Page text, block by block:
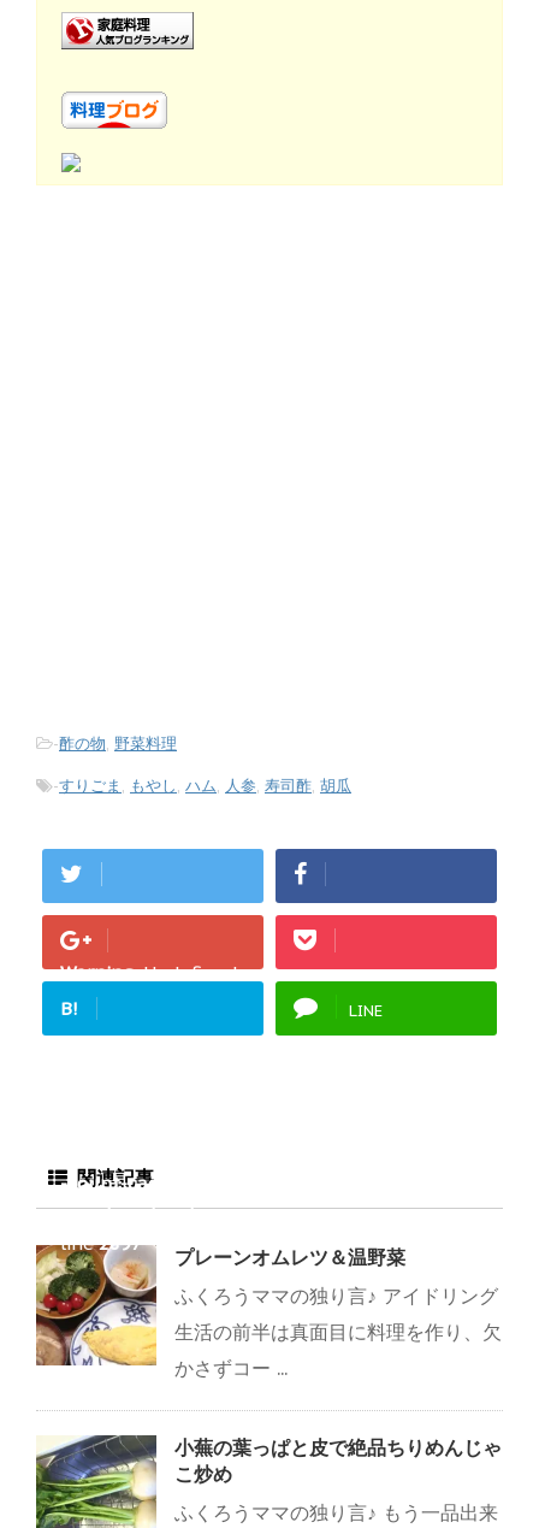
-酢の物, 野菜料理
-すりごま , もやし, ハム, 人参, 寿司酢, 胡瓜
Warning: Undefined
array key "Google+"
in/home/fukurou-
-count-cache/sns-
count-cache.phpon
line2897
B! LINE
関連記事
プレーンオムレツ＆温野菜
ふくろうママの独り言♪ アイドリング
生活の前半は真面目に料理を作り、欠
かさずコー ...
小蕪の葉っぱと皮で絶品ちりめんじゃ
こ炒め
ふくろうママの独り言♪ もう一品出来